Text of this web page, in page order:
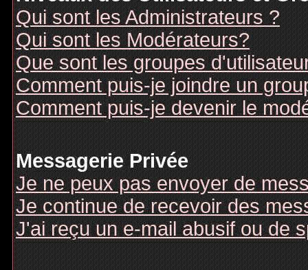
Qui sont les Administrateurs ?
Qui sont les Modérateurs?
Que sont les groupes
Comment puis-je joindre un
Comment puis-je devenir le
Messagerie Privée
Je ne peux pas envoyer de
Je continue de recevoir des
J'ai reçu un e-mail abusif ou de